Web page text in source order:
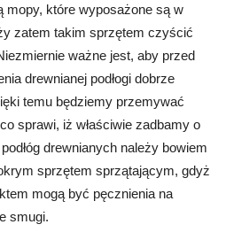
mopy, które wyposażone są w
zatem takim sprzętem czyścić
ważne jest, aby przed
drewnianej podłogi dobrze
temu będziemy przemywać
sprawi, iż właściwie zadbamy o
drewnianych należy bowiem
sprzętem sprzątającym, gdyż
mogą być pęcznienia na
smugi.